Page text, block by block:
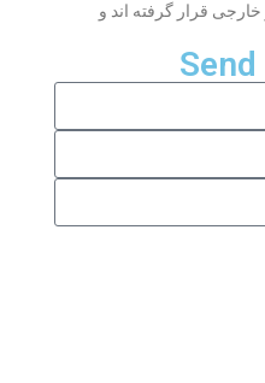
قرار گرفته اند و